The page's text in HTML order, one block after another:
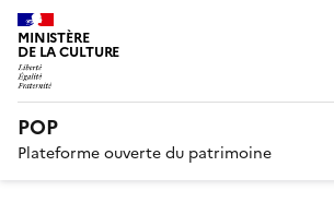
MINISTÈRE
DE LA CULTURE
POP
Plateforme ouverte du patrimoine